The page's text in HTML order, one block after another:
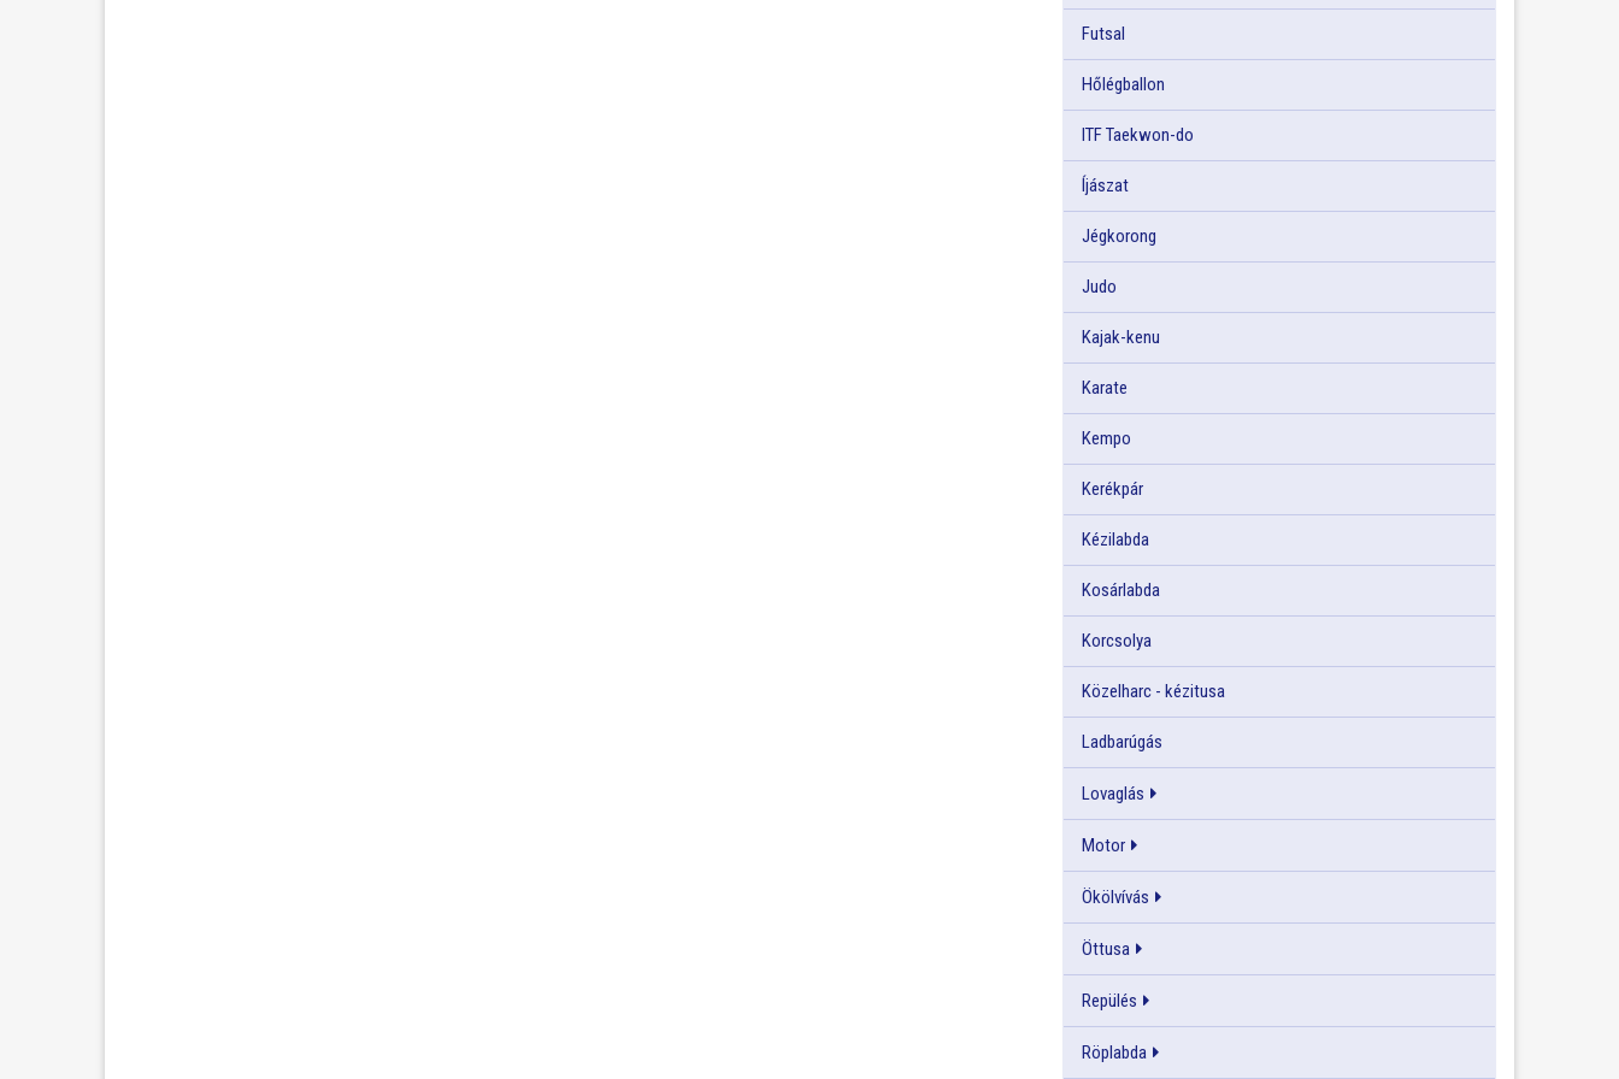
Futsal
Hőlégballon
ITF Taekwon-do
Íjászat
Jégkorong
Judo
Kajak-kenu
Karate
Kempo
Kerékpár
Kézilabda
Kosárlabda
Korcsolya
Közelharc - kézitusa
Ladbarúgás
Lovaglás
Motor
Ökölvívás
Öttusa
Repülés
Röplabda